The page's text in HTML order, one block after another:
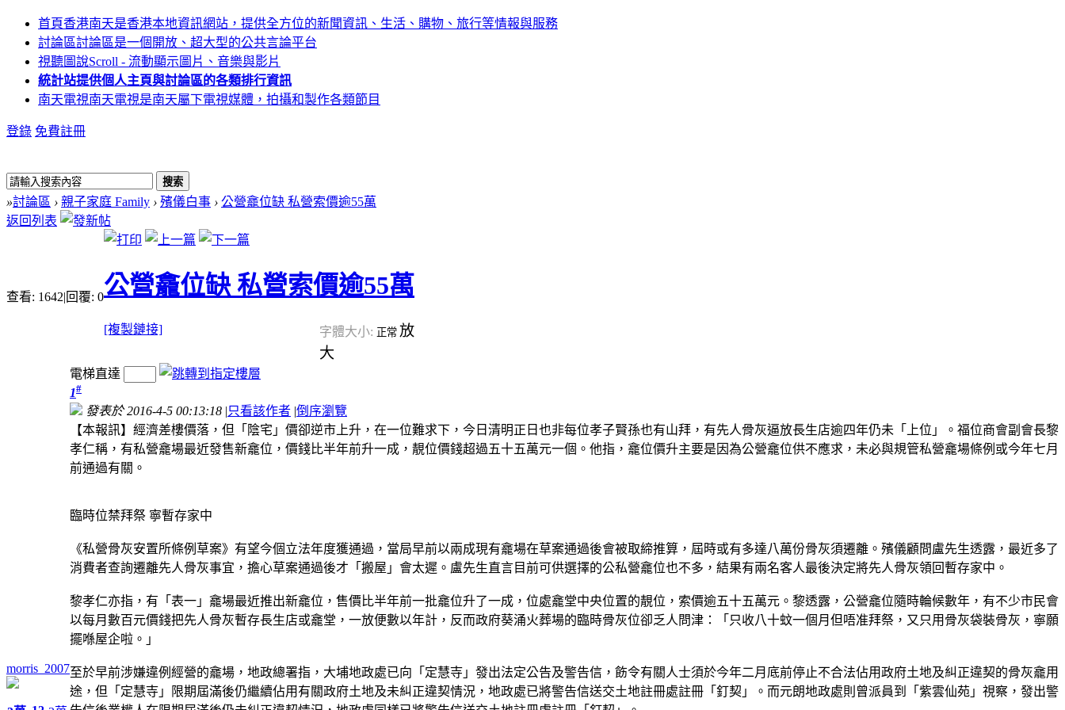
首頁香港南天是香港本地資訊網站，提供全方位的新聞資訊、生活、購物、旅行等情報與服務
討論區討論區是一個開放、超大型的公共言論平台
視聽圖說Scroll - 流動顯示圖片、音樂與影片
統計站提供個人主頁與討論區的各類排行資訊
南天電視南天電視是南天屬下電視媒體，拍攝和製作各類節目
登錄 免費註冊
搜索
»討論區 › 親子家庭 Family › 殯儀白事 › 公營龕位缺 私營索價逾55萬
返回列表
查看: 1642|回覆: 0公營龕位缺 私營索價逾55萬
[複製鏈接] 字體大小: 正常 放
大
morris_2007
電梯直達
1#
發表於 2016-4-5 00:13:18 |只看該作者 |倒序瀏覽
【本報訊】經濟差樓價落，但「陰宅」價卻逆市上升，在一位難求下，今日清明正日也非每位孝子賢孫也有山拜，有先人骨灰逼放長生店逾四年仍未「上位」。福位商會副會長黎
孝仁稱，有私營龕場最近發售新龕位，價錢比半年前升一成，靚位價錢超過五十五萬元一個。他指，龕位價升主要是因為公營龕位供不應求，未必與規管私營龕場條例或今年七月
前通過有關。
臨時位禁拜祭 寧暫存家中
《私營骨灰安置所條例草案》有望今個立法年度獲通過，當局早前以兩成現有龕場在草案通過後會被取締推算，屆時或有多達八萬份骨灰須遷離。殯儀顧問盧先生透露，最近多了
消費者查詢遷離先人骨灰事宜，擔心草案通過後才「搬屋」會太遲。盧先生直言目前可供選擇的公私營龕位也不多，結果有兩名客人最後決定將先人骨灰領回暫存家中。
黎孝仁亦指，有「表一」龕場最近推出新龕位，售價比半年前一批龕位升了一成，位處龕堂中央位置的靚位，索價逾五十五萬元。黎透露，公營龕位隨時輪候數年，有不少市民會
以每月數百元價錢把先人骨灰暫存長生店或龕堂，一放便數以年計，反而政府葵涌火葬場的臨時骨灰位卻乏人問津：「只收八十蚊一個月但唔准拜祭，又只用骨灰袋裝骨灰，寧願
擺喺屋企啦。」
至於早前涉嫌違例經營的龕場，地政總署指，大埔地政處已向「定慧寺」發出法定公告及警告信，飭令有關人士須於今年二月底前停止不合法佔用政府土地及糾正違契的骨灰龕用
途，但「定慧寺」限期屆滿後仍繼續佔用有關政府土地及未糾正違契情況，地政處已將警告信送交土地註冊處註冊「釘契」。而元朗地政處則曾派員到「紫雲仙苑」視察，發出警